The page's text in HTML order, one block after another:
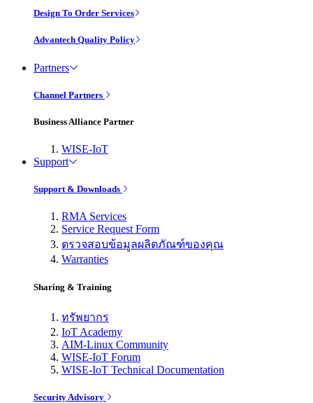
Design To Order Services
Advantech Quality Policy
Partners
Channel Partners
Business Alliance Partner
WISE-IoT
Support
Support & Downloads
RMA Services
Service Request Form
ตรวจสอบข้อมูลผลิตภัณฑ์ของคุณ
Warranties
Sharing & Training
ทรัพยากร
IoT Academy
AIM-Linux Community
WISE-IoT Forum
WISE-IoT Technical Documentation
Security Advisory